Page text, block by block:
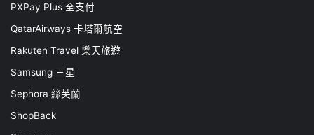
PXPay Plus 全支付
QatarAirways 卡塔爾航空
Rakuten Travel 樂天旅遊
Samsung 三星
Sephora 絲芙蘭
ShopBack